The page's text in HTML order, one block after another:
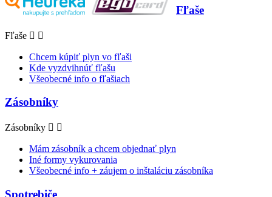
Fľaše
Fľaše  
Chcem kúpiť plyn vo fľaši
Kde vyzdvihnúť fľašu
Všeobecné info o fľašiach
Zásobníky
Zásobníky  
Mám zásobník a chcem objednať plyn
Iné formy vykurovania
Všeobecné info + záujem o inštaláciu zásobníka
Spotrebiče